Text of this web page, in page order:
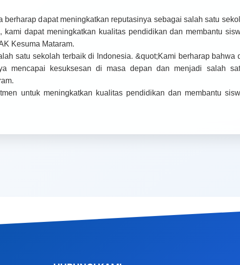
dapat meningkatkan reputasinya sebagai salah satu
dapat meningkatkan kualitas pendidikan dan membantu
Kesuma Mataram.
satu sekolah terbaik di Indonesia. &quot;Kami berharap bahwa
mencapai kesuksesan di masa depan dan menjadi salah
untuk meningkatkan kualitas pendidikan dan membantu